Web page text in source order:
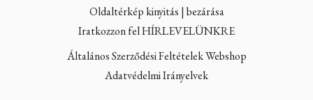
Oldaltérkép kinyitás | bezárása
Iratkozzon fel HÍRLEVELÜNKRE
Általános Szerződési Feltételek Webshop
Adatvédelmi Irányelvek